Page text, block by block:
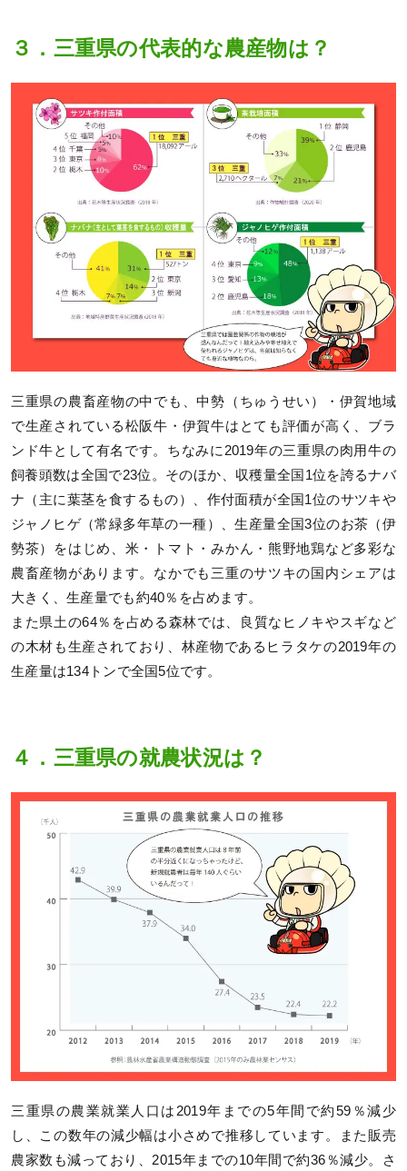
３．三重県の代表的な農産物は？
三重県の農畜産物の中でも、中勢（ちゅうせい）・伊賀地域
で生産されている松阪牛・伊賀牛はとても評価が高く、ブラ
ンド牛として有名です。ちなみに2019年の三重県の肉用牛の
飼養頭数は全国で23位。そのほか、収穫量全国1位を誇るナバ
ナ（主に葉茎を食するもの）、作付面積が全国1位のサツキや
ジャノヒゲ（常緑多年草の一種）、生産量全国3位のお茶（伊
勢茶）をはじめ、米・トマト・みかん・熊野地鶏など多彩な
農畜産物があります。なかでも三重のサツキの国内シェアは
大きく、生産量でも約40％を占めます。
また県土の64％を占める森林では、良質なヒノキやスギなど
の木材も生産されており、林産物であるヒラタケの2019年の
生産量は134トンで全国5位です。
４．三重県の就農状況は？
三重県の農業就業人口は2019年までの5年間で約59％減少
し、この数年の減少幅は小さめで推移しています。また販売
農家数も減っており、2015年までの10年間で約36％減少。さ